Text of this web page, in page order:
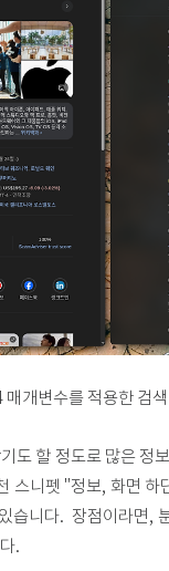
개변수를 적용한 검
할 정도로 많은 정
스니펫 "정보, 화면
습니다. 장점이라면,
.